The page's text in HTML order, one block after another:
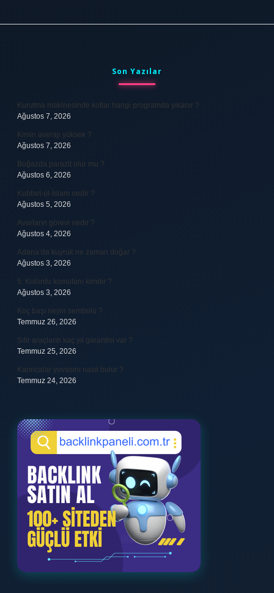
Son Yazılar
Kurutma makinesinde kotlar hangi programda yıkanır ?
Ağustos 7, 2026
Kimin averajı yüksek ?
Ağustos 7, 2026
Boğazda parazit olur mu ?
Ağustos 6, 2026
Kubbet-ül-İslam nedir ?
Ağustos 5, 2026
Avarların görevi nedir ?
Ağustos 4, 2026
Adana’da kuyruk ne zaman doğar ?
Ağustos 3, 2026
5. Kolordu komutanı kimdir ?
Ağustos 3, 2026
Koç başı neyin sembolü ?
Temmuz 26, 2026
Sıfır araçların kaç yıl garantisi var ?
Temmuz 25, 2026
Karıncalar yuvasını nasıl bulur ?
Temmuz 24, 2026